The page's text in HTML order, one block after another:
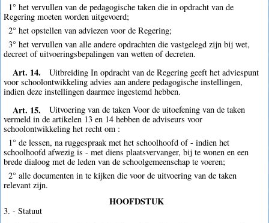
1° het vervullen van de pedagogische taken die in opdracht van de
Regering moeten worden uitgevoerd;
2° het opstellen van adviezen voor de Regering;
3° het vervullen van alle andere opdrachten die vastgelegd zijn bij wet,
decreet of uitvoeringsbepalingen van wetten of decreten.
Art. 14.
Uitbreiding In opdracht van de Regering geeft het adviespunt
voor schoolontwikkeling advies aan andere pedagogische instellingen,
indien deze instellingen daarmee ingestemd hebben.
Art. 15.
Uitvoering van de taken Voor de uitoefening van de taken
vermeld in de artikelen 13 en 14 hebben de adviseurs voor
schoolontwikkeling het recht om :
1° de lessen, na ruggespraak met het schoolhoofd of - indien het
schoolhoofd afwezig is - met diens plaatsvervanger, bij te wonen en een
brede dialoog met de leden van de schoolgemeenschap te voeren;
2° alle documenten in te kijken die voor de uitvoering van de taken
relevant zijn.
HOOFDSTUK
3. - Statuut